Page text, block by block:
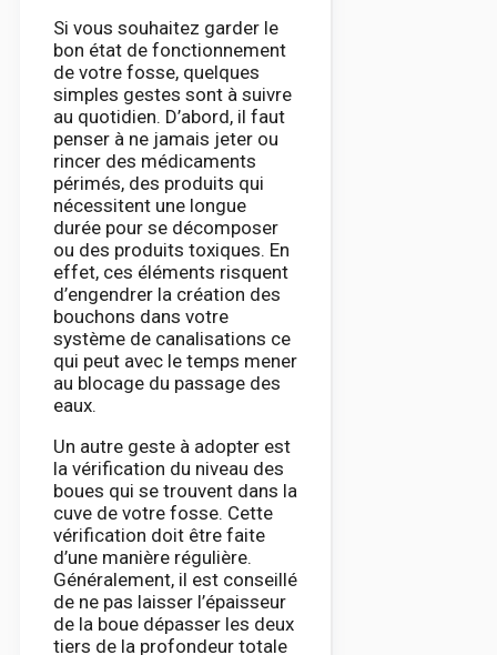
Si vous souhaitez garder le
bon état de fonctionnement
de votre fosse, quelques
simples gestes sont à suivre
au quotidien. D’abord, il faut
penser à ne jamais jeter ou
rincer des médicaments
périmés, des produits qui
nécessitent une longue
durée pour se décomposer
ou des produits toxiques. En
effet, ces éléments risquent
d’engendrer la création des
bouchons dans votre
système de canalisations ce
qui peut avec le temps mener
au blocage du passage des
eaux.
Un autre geste à adopter est
la vérification du niveau des
boues qui se trouvent dans la
cuve de votre fosse. Cette
vérification doit être faite
d’une manière régulière.
Généralement, il est conseillé
de ne pas laisser l’épaisseur
de la boue dépasser les deux
tiers de la profondeur totale